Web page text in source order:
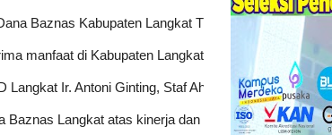
Baznas Kabupaten Langkat Triwulan II Tahun
manfaat di Kabupaten Langkat. Dana tersebut
Ir. Antoni Ginting, Staf Ahli Bupati, Para
Langkat atas kinerja dan kontribusinya